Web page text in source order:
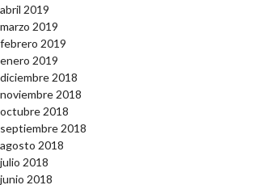
abril 2019
marzo 2019
febrero 2019
enero 2019
diciembre 2018
noviembre 2018
octubre 2018
septiembre 2018
agosto 2018
julio 2018
junio 2018